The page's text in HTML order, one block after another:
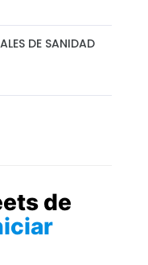
DE SANIDAD
de